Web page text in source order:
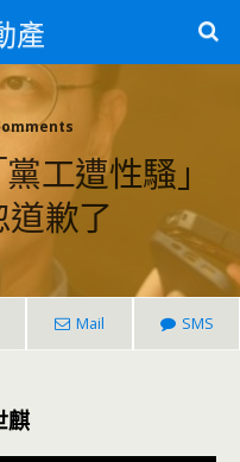
產
工遭性騷」
歉了
Mail SMS
麒